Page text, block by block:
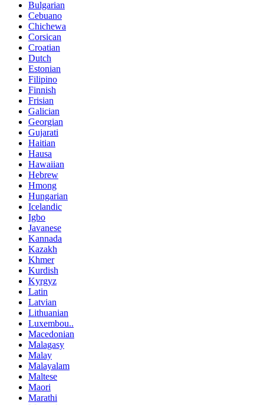
Bulgarian
Cebuano
Chichewa
Corsican
Croatian
Dutch
Estonian
Filipino
Finnish
Frisian
Galician
Georgian
Gujarati
Haitian
Hausa
Hawaiian
Hebrew
Hmong
Hungarian
Icelandic
Igbo
Javanese
Kannada
Kazakh
Khmer
Kurdish
Kyrgyz
Latin
Latvian
Lithuanian
Luxembou..
Macedonian
Malagasy
Malay
Malayalam
Maltese
Maori
Marathi